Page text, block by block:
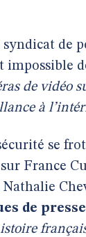
de
impossible
de vidéo
à
se
France
de